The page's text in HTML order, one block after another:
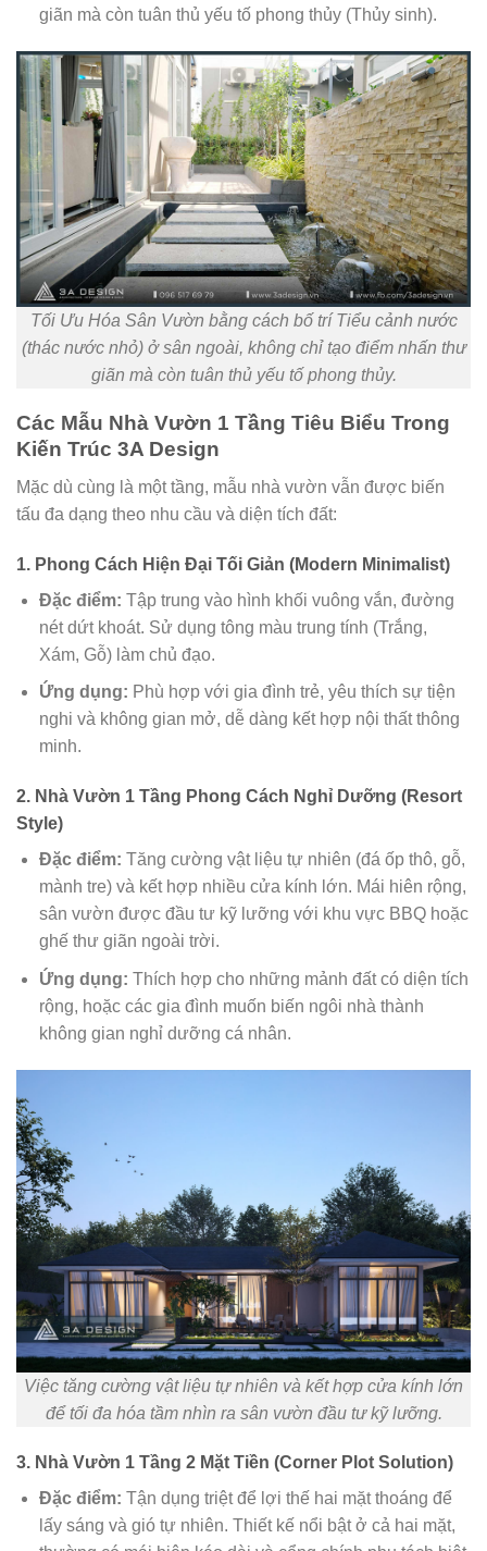
giãn mà còn tuân thủ yếu tố phong thủy (Thủy sinh).
Tối Ưu Hóa Sân Vườn bằng cách bố trí Tiểu cảnh nước
(thác nước nhỏ) ở sân ngoài, không chỉ tạo điểm nhấn thư
giãn mà còn tuân thủ yếu tố phong thủy.
Các Mẫu Nhà Vườn 1 Tầng Tiêu Biểu Trong
Kiến Trúc 3A Design
Mặc dù cùng là một tầng, mẫu nhà vườn vẫn được biến
tấu đa dạng theo nhu cầu và diện tích đất:
1. Phong Cách Hiện Đại Tối Giản (Modern Minimalist)
Đặc điểm: Tập trung vào hình khối vuông vắn, đường
nét dứt khoát. Sử dụng tông màu trung tính (Trắng,
Xám, Gỗ) làm chủ đạo.
Ứng dụng: Phù hợp với gia đình trẻ, yêu thích sự tiện
nghi và không gian mở, dễ dàng kết hợp nội thất thông
minh.
2. Nhà Vườn 1 Tầng Phong Cách Nghỉ Dưỡng (Resort
Style)
Đặc điểm: Tăng cường vật liệu tự nhiên (đá ốp thô, gỗ,
mành tre) và kết hợp nhiều cửa kính lớn. Mái hiên rộng,
sân vườn được đầu tư kỹ lưỡng với khu vực BBQ hoặc
ghế thư giãn ngoài trời.
Ứng dụng: Thích hợp cho những mảnh đất có diện tích
rộng, hoặc các gia đình muốn biến ngôi nhà thành
không gian nghỉ dưỡng cá nhân.
Việc tăng cường vật liệu tự nhiên và kết hợp cửa kính lớn
để tối đa hóa tầm nhìn ra sân vườn đầu tư kỹ lưỡng.
3. Nhà Vườn 1 Tầng 2 Mặt Tiền (Corner Plot Solution)
Đặc điểm: Tận dụng triệt để lợi thế hai mặt thoáng để
lấy sáng và gió tự nhiên. Thiết kế nổi bật ở cả hai mặt,